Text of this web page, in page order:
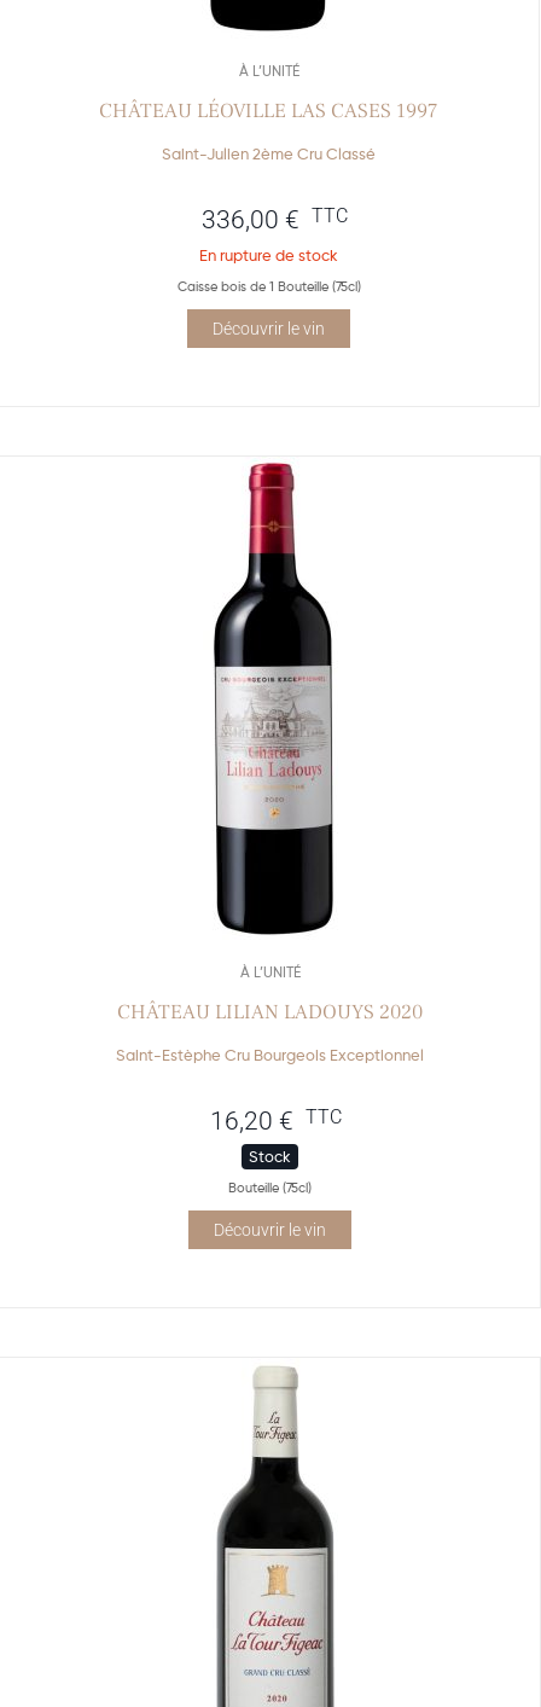
À L’UNITÉ
CHÂTEAU LÉOVILLE LAS CASES 1997
Saint-Julien 2ème Cru Classé
336,00 € TTC
En rupture de stock
Caisse bois de 1 Bouteille (75cl)
Découvrir le vin
À L’UNITÉ
CHÂTEAU LILIAN LADOUYS 2020
Saint-Estèphe Cru Bourgeois Exceptionnel
16,20 € TTC
Stock
Bouteille (75cl)
Découvrir le vin